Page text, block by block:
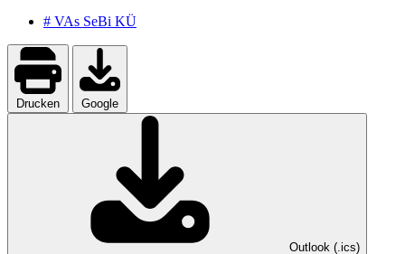
# VAs SeBi KÜ
Drucken Google
Outlook (.ics)